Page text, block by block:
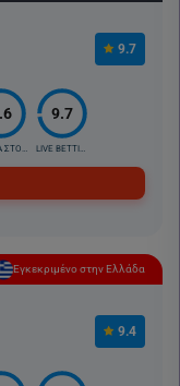
9.7
ΕΙΔΙΚΑ ΣΤΟΙΧ.
9.7
LIVE BETTING
Εγκεκριμένο στην Ελλάδα
9.4